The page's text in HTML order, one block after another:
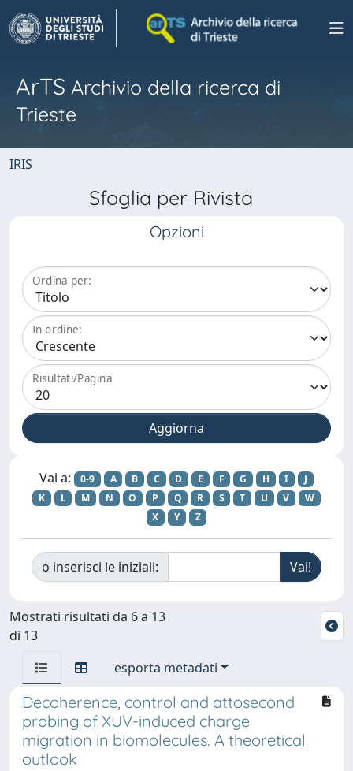
ArTS Archivio della ricerca di
Trieste
IRIS
Sfoglia per Rivista
Opzioni
Ordina per:
In ordine:
Risultati/Pagina
Vai a: 0-9 A B C D E F G H I
J
K
L M N O P Q R S T U V
W
X
Y Z
o inserisci le iniziali:
Mostrati risultati da 6 a 13
di 13
esporta metadati
Decoherence, control and attosecond
probing of XUV-induced charge
migration in biomolecules. A theoretical
outlook